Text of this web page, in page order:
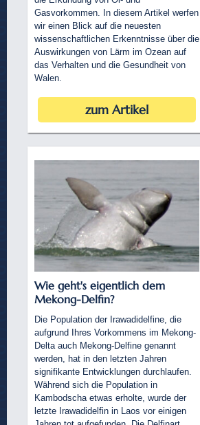
Gasvorkommen. In diesem Artikel werfen
wir einen Blick auf die neuesten
wissenschaftlichen Erkenntnisse über die
Auswirkungen von Lärm im Ozean auf
das Verhalten und die Gesundheit von
Walen.
zum Artikel
Wie geht's eigentlich dem
Mekong-Delfin?
Die Population der Irawadidelfine, die
aufgrund Ihres Vorkommens im Mekong-
Delta auch Mekong-Delfine genannt
werden, hat in den letzten Jahren
signifikante Entwicklungen durchlaufen.
Während sich die Population in
Kambodscha etwas erholte, wurde der
letzte Irawadidelfin in Laos vor einigen